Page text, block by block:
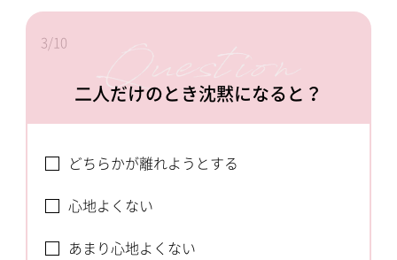
3/10
二人だけのとき沈黙になると？
どちらかが離れようとする
心地よくない
あまり心地よくない